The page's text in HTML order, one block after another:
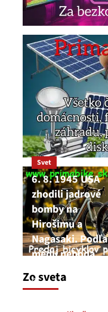
Zo sveta
Svet
6. 8. 1945 USA
zhodili jadrové
bomby na
Hirošimu a
Nagasaki. Podľa
médií nehoda
6. augusta 2026